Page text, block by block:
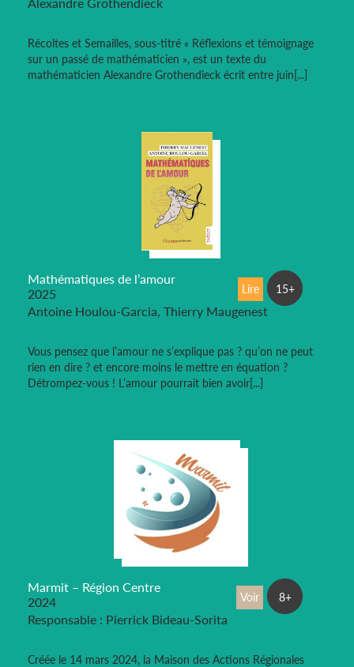
Récoltes et Semailles, sous-titré « Réflexions et témoignage
sur un passé de mathématicien », est un texte du
mathématicien Alexandre Grothendieck écrit entre juin[...]
Mathématiques de l’amour
2025
Antoine Houlou-Garcia, Thierry Maugenest
Vous pensez que l’amour ne s’explique pas ? qu’on ne peut
rien en dire ? et encore moins le mettre en équation ?
Détrompez-vous ! L’amour pourrait bien avoir[...]
Lire 15+
Marmit – Région Centre
2024
Responsable : Pierrick Bideau-Sorita
Créée le 14 mars 2024, la Maison des Actions Régionales
Voir 8+